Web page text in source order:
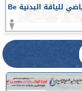
جامعة أسيوط تشهد انطلاق ”اللقاء الرياضي للياقة البدنية Be